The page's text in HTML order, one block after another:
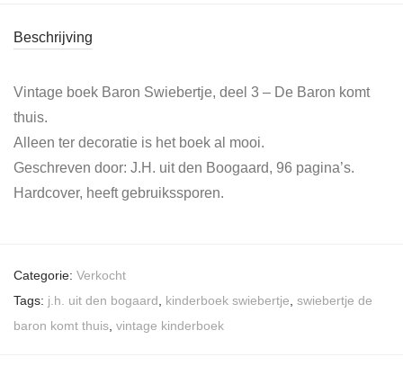
Beschrijving
Vintage boek Baron Swiebertje, deel 3 – De Baron komt
thuis.
Alleen ter decoratie is het boek al mooi.
Geschreven door: J.H. uit den Boogaard, 96 pagina’s.
Hardcover, heeft gebruikssporen.
Categorie: Verkocht
Tags: j.h. uit den bogaard kinderboek swiebertje swiebertje de
baron komt thuis vintage kinderboek